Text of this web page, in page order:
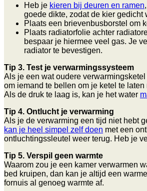
Heb je kieren bij deuren en ramen
goede dikte, zodat de kier gedicht
Plaats een brievenbusborstel om
Plaats radiatorfolie achter
bespaar je hiermee veel gas. Je
radiator te bevestigen.
Tip 3. Test je verwarmingssysteem
Als je een wat oudere
om iemand te bellen om je ketel te
Als de druk te laag is, kan je het water
Tip 4. Ontlucht je verwarming
Als je de verwarming een tijd niet hebt
kan je heel simpel zelf doen met een
ontluchtingssleutel weer terug. Heb je
Tip 5. Verspil geen warmte
Waarom zou je een kamer verwarmen
bed kruipen, dan kan je altijd een
fornuis al genoeg warmte af.